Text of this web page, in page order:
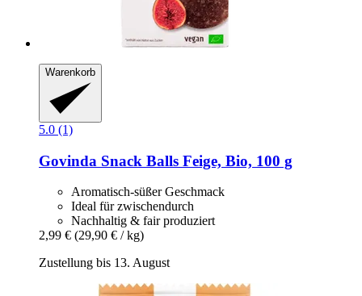
Warenkorb
5.0 (1)
Govinda Snack Balls Feige, Bio, 100 g
Aromatisch-süßer Geschmack
Ideal für zwischendurch
Nachhaltig & fair produziert
2,99 € (29,90 € / kg)
Zustellung bis 13. August